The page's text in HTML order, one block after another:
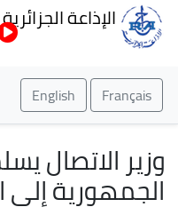
الإذاعة الجزائرية
Français
English
وزير الاتصال
الجمهورية إلى